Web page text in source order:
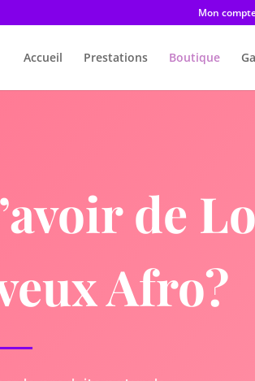
Mon
Accueil Prestations Boutique
de
Afro?